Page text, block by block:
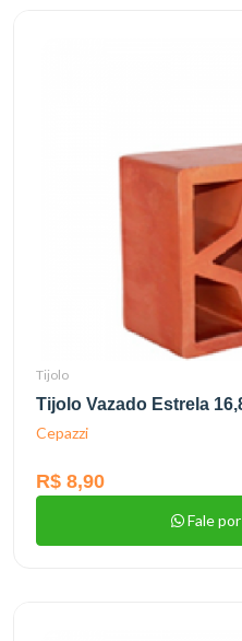
Tijolo
Tijolo Vazado Estrela
Cepazzi
R$ 8,90
Fale